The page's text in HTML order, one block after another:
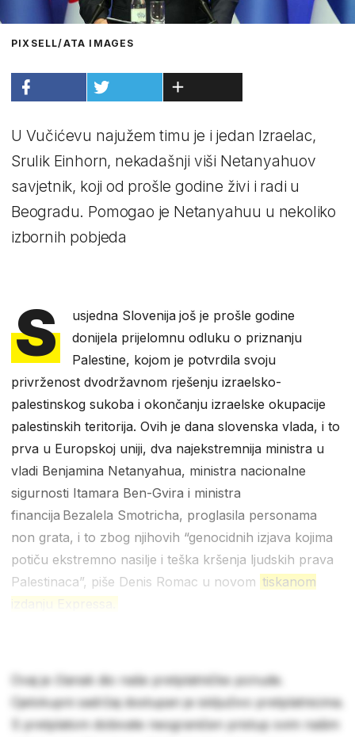
PIXSELL/ATA IMAGES
U Vučićevu najužem timu je i jedan Izraelac,
Srulik Einhorn, nekadašnji viši Netanyahuov
savjetnik, koji od prošle godine živi i radi u
Beogradu. Pomogao je Netanyahuu u nekoliko
izbornih pobjeda
S usjedna Slovenija još je prošle godine
donijela prijelomnu odluku o priznanju
Palestine, kojom je potvrdila svoju
privrženost dvodržavnom rješenju izraelsko-
palestinskog sukoba i okončanju izraelske okupacije
palestinskih teritorija. Ovih je dana slovenska vlada, i to
prva u Europskoj uniji, dva najekstremnija ministra u
vladi Benjamina Netanyahua, ministra nacionalne
sigurnosti Itamara Ben-Gvira i ministra
financija Bezalela Smotricha, proglasila personama
non grata, i to zbog njihovih “genocidnih izjava kojima
potiču ekstremno nasilje i teška kršenja ljudskih prava
Palestinaca”, piše Denis Romac u novom tiskanom
Ovaj je članak dio naše pretplatničke ponude.
Cjelokupni sadržaj dostupan je isključivo pretplatnicima.
S pretplatom dobivate neograničen pristup svim našim